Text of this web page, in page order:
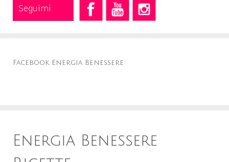
Seguimi
Facebook Energia Benessere
Energia Benessere